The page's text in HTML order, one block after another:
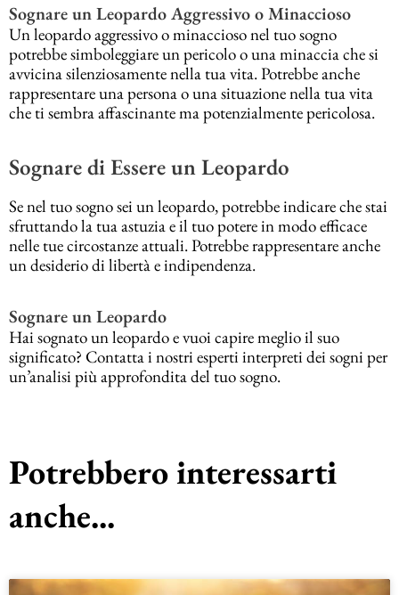
Sognare un Leopardo Aggressivo o Minaccioso
Un leopardo aggressivo o minaccioso nel tuo sogno
potrebbe simboleggiare un pericolo o una minaccia che si
avvicina silenziosamente nella tua vita. Potrebbe anche
rappresentare una persona o una situazione nella tua vita
che ti sembra affascinante ma potenzialmente pericolosa.
Sognare di Essere un Leopardo
Se nel tuo sogno sei un leopardo, potrebbe indicare che stai
sfruttando la tua astuzia e il tuo potere in modo efficace
nelle tue circostanze attuali. Potrebbe rappresentare anche
un desiderio di libertà e indipendenza.
Sognare un Leopardo
Hai sognato un leopardo e vuoi capire meglio il suo
significato? Contatta i nostri esperti interpreti dei sogni per
un’analisi più approfondita del tuo sogno.
Potrebbero interessarti
anche...